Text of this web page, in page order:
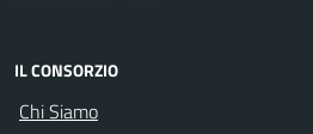
IL CONSORZIO
Chi Siamo